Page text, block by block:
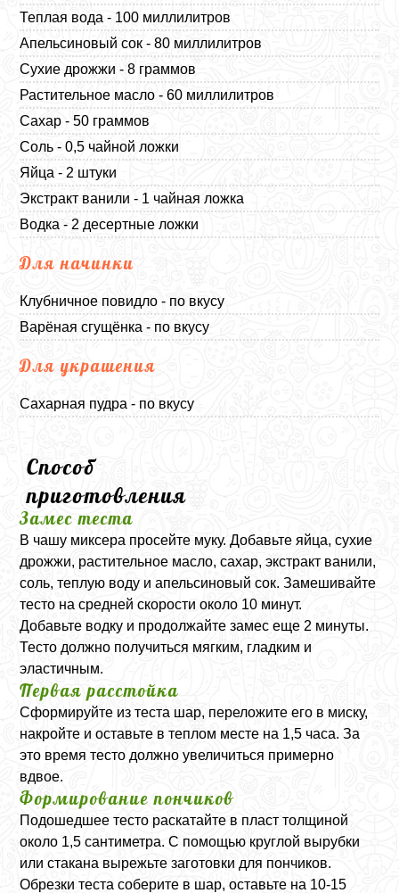
Теплая вода - 100 миллилитров
Апельсиновый сок - 80 миллилитров
Сухие дрожжи - 8 граммов
Растительное масло - 60 миллилитров
Сахар - 50 граммов
Соль - 0,5 чайной ложки
Яйца - 2 штуки
Экстракт ванили - 1 чайная ложка
Водка - 2 десертные ложки
Для начинки
Клубничное повидло - по вкусу
Варёная сгущёнка - по вкусу
Для украшения
Сахарная пудра - по вкусу
Способ
приготовления
Замес теста
В чашу миксера просейте муку. Добавьте яйца, сухие
дрожжи, растительное масло, сахар, экстракт ванили,
соль, теплую воду и апельсиновый сок. Замешивайте
тесто на средней скорости около 10 минут.
Добавьте водку и продолжайте замес еще 2 минуты.
Тесто должно получиться мягким, гладким и
эластичным.
Первая расстойка
Сформируйте из теста шар, переложите его в миску,
накройте и оставьте в теплом месте на 1,5 часа. За
это время тесто должно увеличиться примерно
вдвое.
Формирование пончиков
Подошедшее тесто раскатайте в пласт толщиной
около 1,5 сантиметра. С помощью круглой вырубки
или стакана вырежьте заготовки для пончиков.
Обрезки теста соберите в шар, оставьте на 10-15